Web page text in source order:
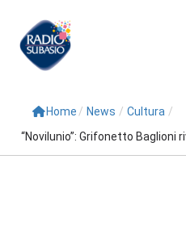
Home / News / Cultura /
“Novilunio”: Grifonetto Baglioni